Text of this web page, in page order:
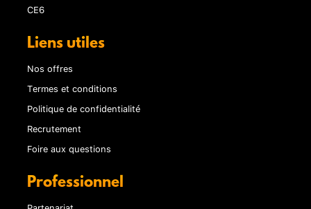
CE6
Liens utiles
Nos offres
Termes et conditions
Politique de confidentialité
Recrutement
Foire aux questions
Professionnel